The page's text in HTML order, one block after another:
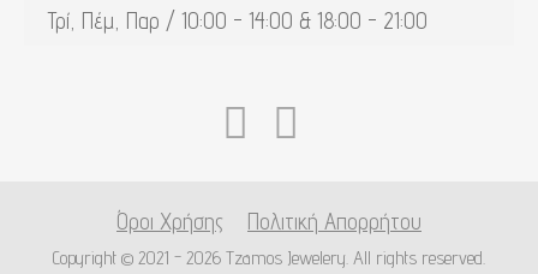
Τρί, Πέμ, Παρ / 10:00 - 14:00 & 18:00 - 21:00
Όροι Χρήσης Πολιτική Απορρήτου
Copyright © 2021 - 2026 Tzamos Jewelery. All rights reserved.